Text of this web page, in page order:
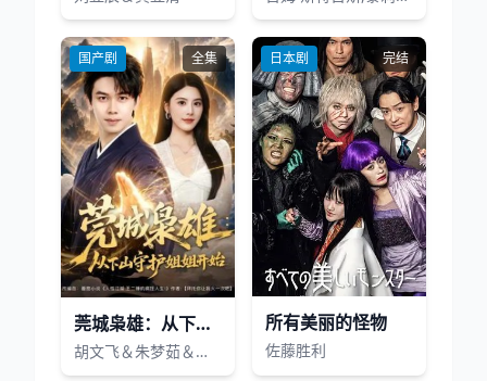
国产剧 全集
莞城枭雄：从下山守护姐姐开始
胡文飞＆朱梦茹＆卢晟
日本剧 完结
所有美丽的怪物
佐藤胜利